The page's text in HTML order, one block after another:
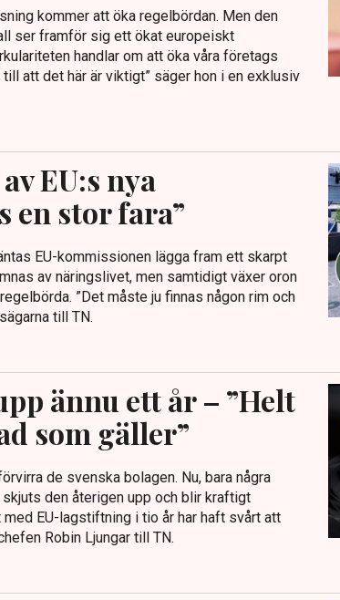
kommer att öka regelbördan. Men den
ser framför sig ett ökat europeiskt
handlar om att öka våra företags
att det här är viktigt” säger hon i en exklusiv
EU:s nya
en stor fara”
EU-kommissionen lägga fram ett skarpt
av näringslivet, men samtidigt växer oron
”Det måste ju finnas någon rim och
till TN.
ännu ett år – ”Helt
som gäller”
de svenska bolagen. Nu, bara några
den återigen upp och blir kraftigt
EU-lagstiftning i tio år har haft svårt att
Robin Ljungar till TN.